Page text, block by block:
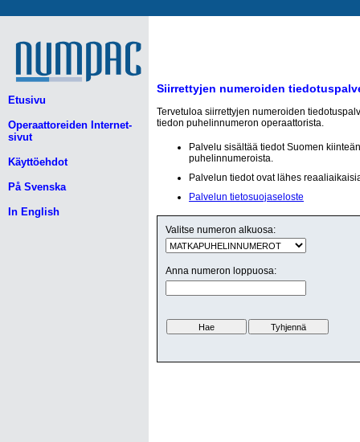
Etusivu
Operaattoreiden Internet-
sivut
Käyttöehdot
På Svenska
In English
Siirrettyjen numeroiden
Tervetuloa siirrettyjen numeroiden
tiedon puhelinnumeron operaattorista.
Palvelu sisältää tiedot Suomen
puhelinnumeroista.
Palvelun tiedot ovat lähes
Palvelun tietosuojaseloste
Valitse numeron alkuosa:
Anna numeron loppuosa: